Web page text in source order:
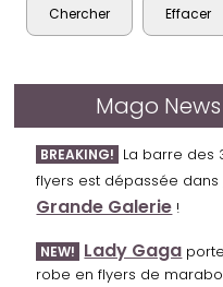
Mago News
BREAKING! La barre des
flyers est dépassée dans
Grande Galerie !
NEW! Lady Gaga
robe en flyers de